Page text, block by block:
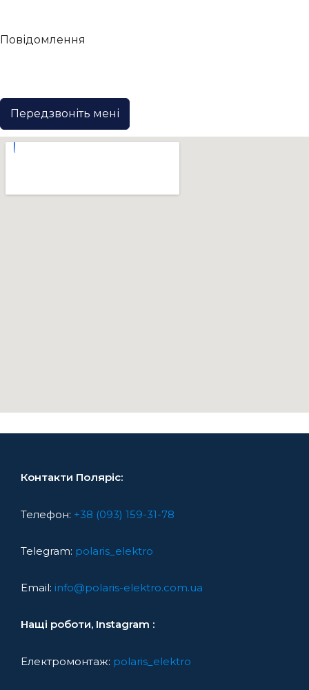
Повідомлення
Передзвоніть мені
Контакти Поляріс:
Телефон: +38 (093) 159-31-78
Telegram: polaris_elektro
Email: info@polaris-elektro.com.ua
Нащі роботи, Instagram :
Електромонтаж: polaris_elektro